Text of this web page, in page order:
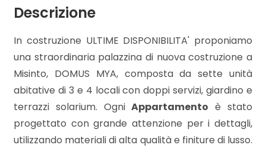
Descrizione
In costruzione ULTIME DISPONIBILITA' proponiamo
una straordinaria palazzina di nuova costruzione a
Misinto, DOMUS MYA, composta da sette unità
abitative di 3 e 4 locali con doppi servizi, giardino e
terrazzi solarium. OgniAppartamento è stato
progettato con grande attenzione per i dettagli,
utilizzando materiali di alta qualità e finiture di lusso.
Totale
mq